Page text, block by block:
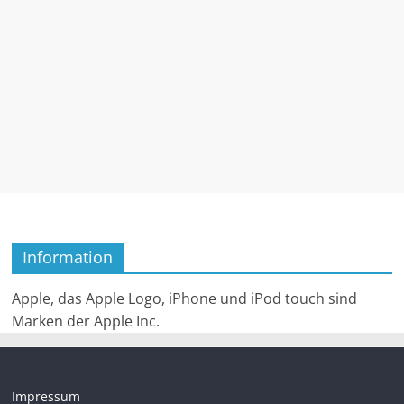
Information
Apple, das Apple Logo, iPhone und iPod touch sind
Marken der Apple Inc.
Impressum